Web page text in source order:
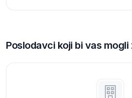
Poslodavci koji bi vas mogli